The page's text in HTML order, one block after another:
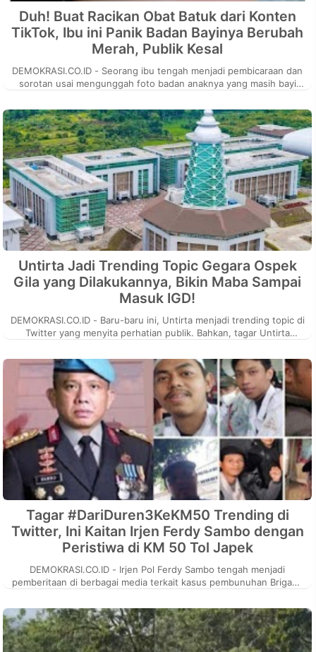
Duh! Buat Racikan Obat Batuk dari Konten
TikTok, Ibu ini Panik Badan Bayinya Berubah
Merah, Publik Kesal
DEMOKRASI.CO.ID - Seorang ibu tengah menjadi pembicaraan dan
sorotan usai mengunggah foto badan anaknya yang masih bayi
Untirta Jadi Trending Topic Gegara Ospek
Gila yang Dilakukannya, Bikin Maba Sampai
Masuk IGD!
DEMOKRASI.CO.ID - Baru-baru ini, Untirta menjadi trending topic di
Twitter yang menyita perhatian publik. Bahkan, tagar Untirta
Tagar #DariDuren3KeKM50 Trending di
Twitter, Ini Kaitan Irjen Ferdy Sambo dengan
Peristiwa di KM 50 Tol Japek
DEMOKRASI.CO.ID - Irjen Pol Ferdy Sambo tengah menjadi
pemberitaan di berbagai media terkait kasus pembunuhan Brigadir